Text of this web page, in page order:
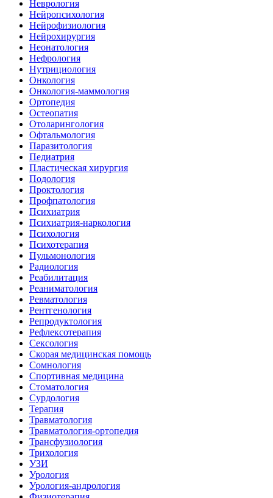
Неврология
Нейропсихология
Нейрофизиология
Нейрохирургия
Неонатология
Нефрология
Нутрициология
Онкология
Онкология-маммология
Ортопедия
Остеопатия
Отоларингология
Офтальмология
Паразитология
Педиатрия
Пластическая хирургия
Подология
Проктология
Профпатология
Психиатрия
Психиатрия-наркология
Психология
Психотерапия
Пульмонология
Радиология
Реабилитация
Реаниматология
Ревматология
Рентгенология
Репродуктология
Рефлексотерапия
Сексология
Скорая медицинская помощь
Сомнология
Спортивная медицина
Стоматология
Сурдология
Терапия
Травматология
Травматология-ортопедия
Трансфузиология
Трихология
УЗИ
Урология
Урология-андрология